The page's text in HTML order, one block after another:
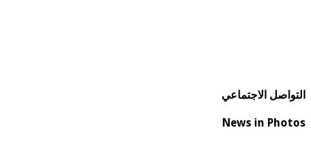
التواصل الاجتماعي
News in Photos